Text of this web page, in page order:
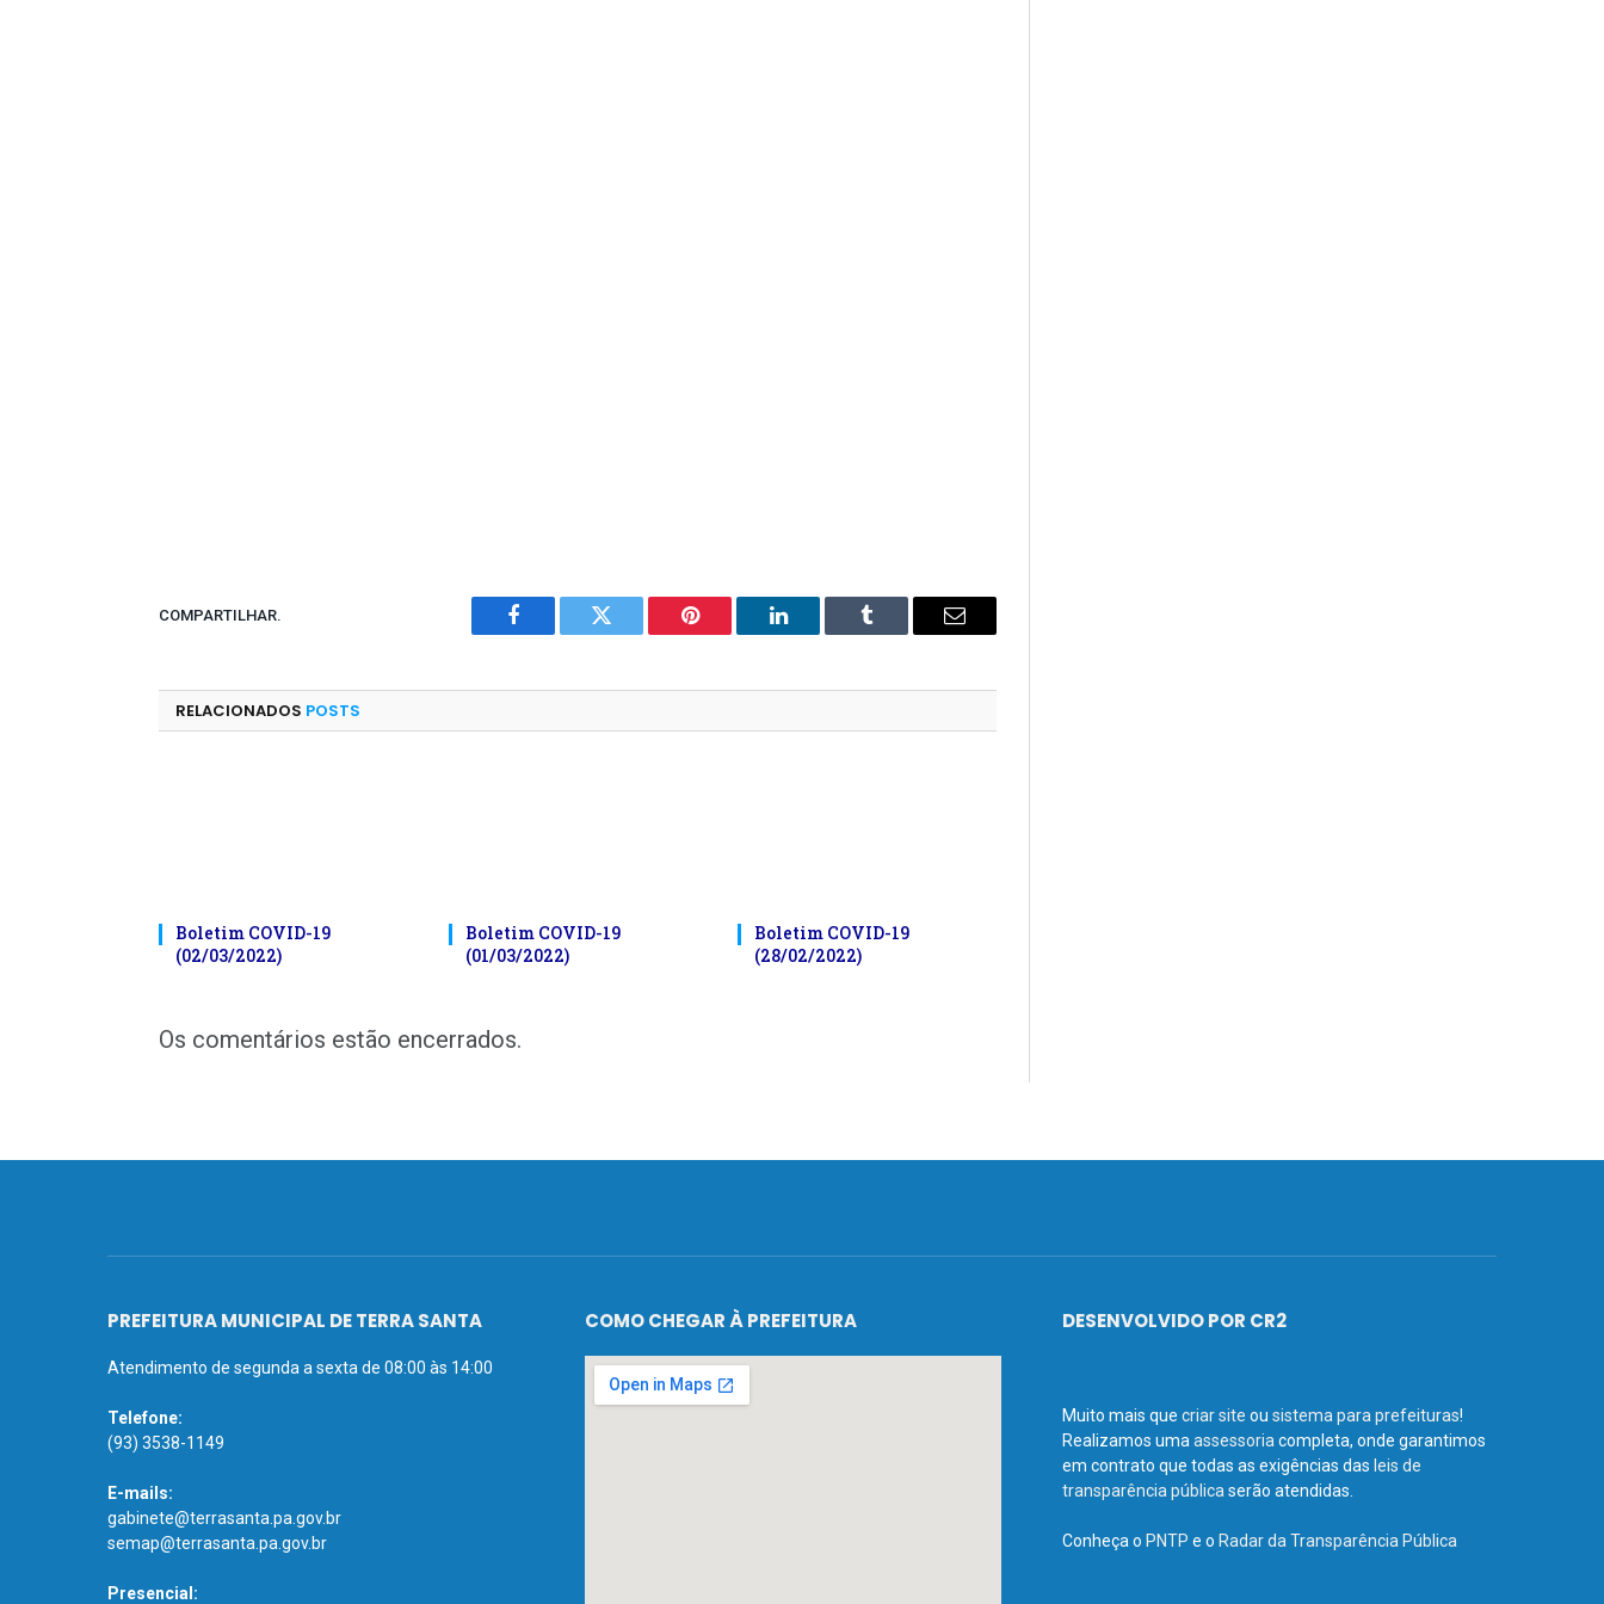
COMPARTILHAR.
Facebook Twitter Pinterest LinkedIn Tumblr
E-
RELACIONADOS POSTS
Boletim COVID-19
(02/03/2022)
Boletim COVID-19
(01/03/2022)
Boletim COVID-19
(28/02/2022)
Os comentários estão encerrados.
PREFEITURA MUNICIPAL DE TERRA SANTA
Atendimento de segunda a sexta de 08:00 às 14:00
Telefone:
(93) 3538-1149
E-mails:
gabinete@terrasanta.pa.gov.br
semap@terrasanta.pa.gov.br
Presencial:
COMO CHEGAR À PREFEITURA DESENVOLVIDO POR CR2
Muito mais que criar site ou sistema para prefeituras!
Realizamos uma assessoria completa, onde garantimos
em contrato que todas as exigências das leis de
transparência pública serão atendidas.
Conheça o PNTP e o Radar da Transparência Pública